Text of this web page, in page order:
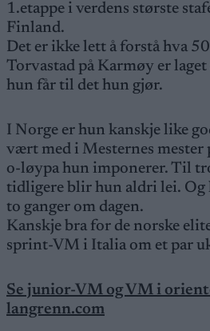
1.etappe i verdens største
Finland.
Det er ikke lett å forstå hva
Torvastad på Karmøy er
hun får til det hun gjør.
I Norge er hun kanskje like
vært med i Mesternes mester
o-løypa hun imponerer. Til
tidligere blir hun aldri lei. Og
to ganger om dagen.
Kanskje bra for de norske
sprint-VM i Italia om et par
Se junior-VM og VM i
langrenn.com